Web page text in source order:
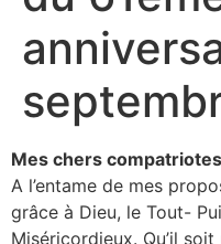
Mes chers
A l’entame de mes
grâce à Dieu, le Tout-
Miséricordieux. Qu’il